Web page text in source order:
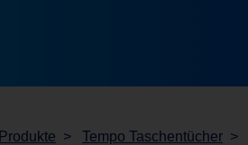
Produkte Tempo Taschentücher